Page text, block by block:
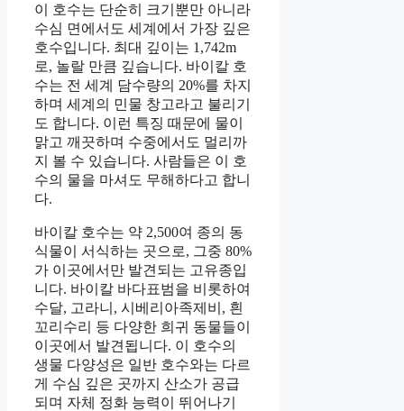
이 호수는 단순히 크기뿐만 아니라
수심 면에서도 세계에서 가장 깊은
호수입니다. 최대 깊이는 1,742m
로, 놀랄 만큼 깊습니다. 바이칼 호
수는 전 세계 담수량의 20%를 차지
하며 세계의 민물 창고라고 불리기
도 합니다. 이런 특징 때문에 물이
맑고 깨끗하며 수중에서도 멀리까
지 볼 수 있습니다. 사람들은 이 호
수의 물을 마셔도 무해하다고 합니
다.
바이칼 호수는 약 2,500여 종의 동
식물이 서식하는 곳으로, 그중 80%
가 이곳에서만 발견되는 고유종입
니다. 바이칼 바다표범을 비롯하여
수달, 고라니, 시베리아족제비, 흰
꼬리수리 등 다양한 희귀 동물들이
이곳에서 발견됩니다. 이 호수의
생물 다양성은 일반 호수와는 다르
게 수심 깊은 곳까지 산소가 공급
되며 자체 정화 능력이 뛰어나기